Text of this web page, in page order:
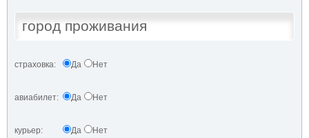
страховка: Да Нет
авиабилет: Да Нет
курьер: Да Нет